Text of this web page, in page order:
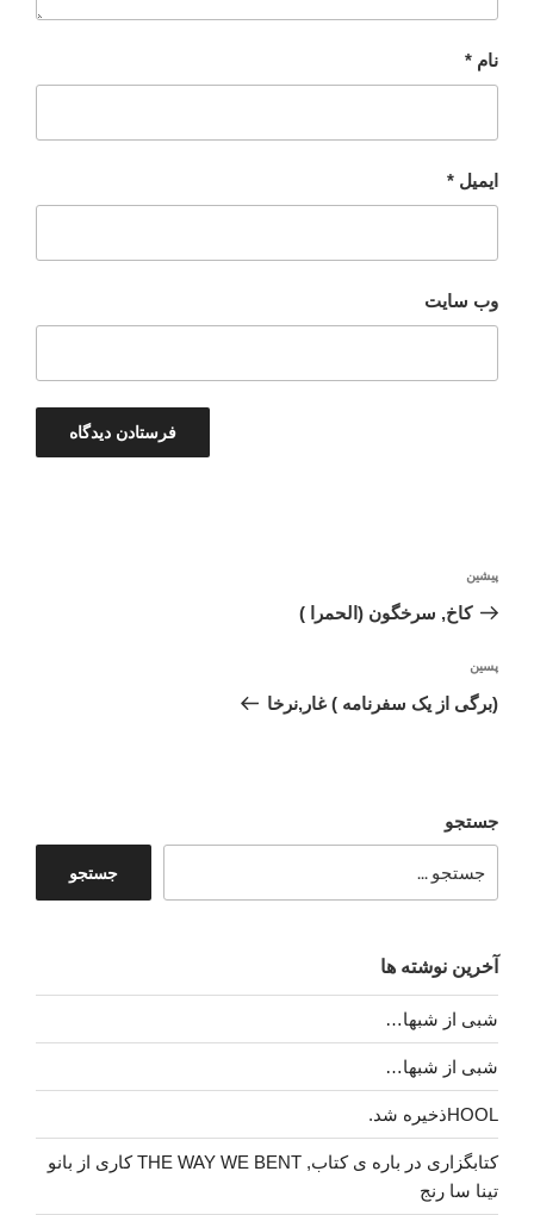
نام *
ایمیل *
وب‌ سایت
نوشته
قبلی
پیشین
کاخ, سرخگون (الحمرا )
نوشته‌ٔ
بعدی
پسین
(برگی از یک سفرنامه ) غار,نرخا
جستجو
جستجو
آخرین نوشته ها
شبی از شبها…
شبی از شبها…
HOOLذخیره شد.
کتابگزاری در باره ی کتاب, THE WAY WE BENT کاری از بانو
تینا سا رنج